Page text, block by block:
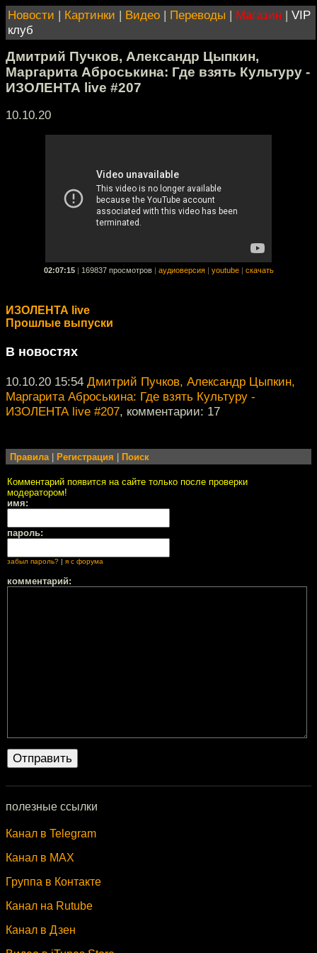
Новости | Картинки | Видео | Переводы | Магазин | VIP
клуб
Дмитрий Пучков, Александр Цыпкин,
Маргарита Аброськина: Где взять Культуру -
ИЗОЛЕНТА live #207
10.10.20
02:07:15 169837 просмотров аудиоверсия youtube скачать
ИЗОЛЕНТА live
Прошлые выпуски
В новостях
10.10.20 15:54 Дмитрий Пучков, Александр Цыпкин,
Маргарита Аброськина: Где взять Культуру -
ИЗОЛЕНТА live #207, комментарии: 17
Правила| Регистрация Поиск
Комментарий появится на сайте только после проверки
модератором!
имя:
пароль:
забыл пароль? я с форума
комментарий:
полезные ссылки
Канал в Telegram
Канал в MAX
Группа в Контакте
Канал на Rutube
Канал в Дзен